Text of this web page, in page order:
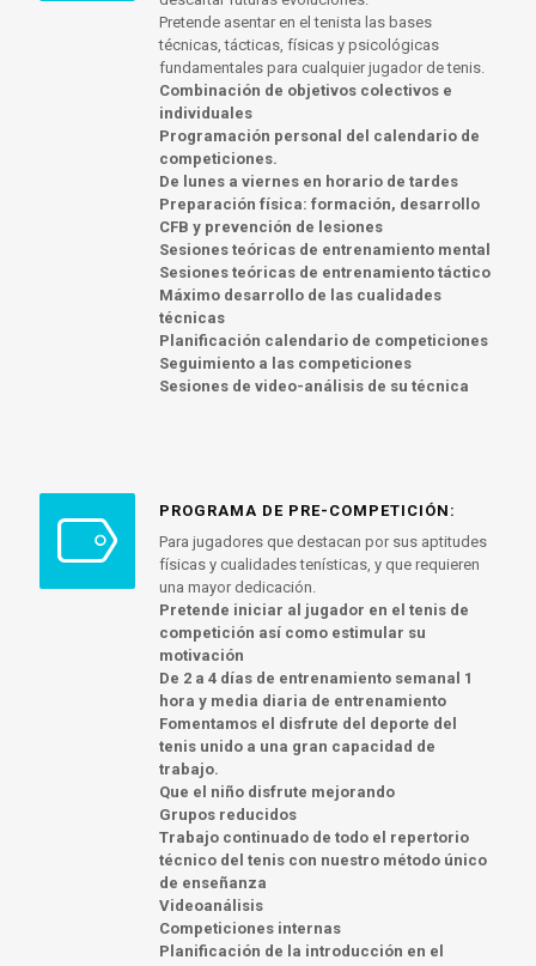
Pretende asentar en el tenista las bases
técnicas, tácticas, físicas y psicológicas
fundamentales para cualquier jugador de tenis.
Combinación de objetivos colectivos e
individuales
Programación personal del calendario de
competiciones.
De lunes a viernes en horario de tardes
Preparación física: formación, desarrollo
CFB y prevención de lesiones
Sesiones teóricas de entrenamiento mental
Sesiones teóricas de entrenamiento táctico
Máximo desarrollo de las cualidades
técnicas
Planificación calendario de competiciones
Seguimiento a las competiciones
Sesiones de video-análisis de su técnica
PROGRAMA DE PRE-COMPETICIÓN:
Para jugadores que destacan por sus aptitudes
físicas y cualidades tenísticas, y que requieren
una mayor dedicación.
Pretende iniciar al jugador en el tenis de
competición así como estimular su
motivación
De 2 a 4 días de entrenamiento semanal 1
hora y media diaria de entrenamiento
Fomentamos el disfrute del deporte del
tenis unido a una gran capacidad de
trabajo.
Que el niño disfrute mejorando
Grupos reducidos
Trabajo continuado de todo el repertorio
técnico del tenis con nuestro método único
de enseñanza
Videoanálisis
Competiciones internas
Planificación de la introducción en el